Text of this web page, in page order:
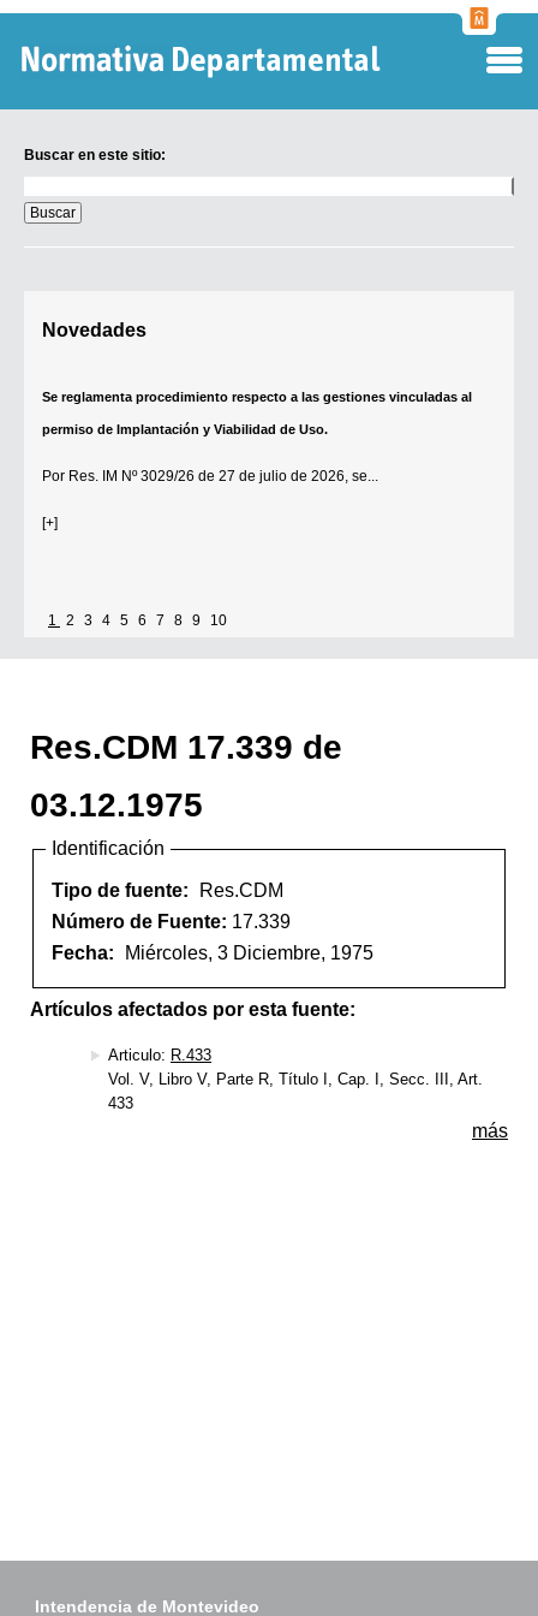
Buscar en este sitio:
en
este
sitio:
Novedades
Se reglamenta procedimiento respecto a las gestiones vinculadas al
permiso de Implantación y Viabilidad de Uso.
Por Res. IM Nº 3029/26 de 27 de julio de 2026, se...
[+]
1 2 3 4 5 6 7 8 9 10
Res.CDM 17.339 de
03.12.1975
Identificación
Tipo de fuente:
Res.CDM
Número de Fuente: 17.339
Fecha:
Miércoles, 3 Diciembre, 1975
Artículos afectados por esta fuente:
Articulo: R.433
Vol. V, Libro V, Parte R, Título I, Cap. I, Secc. III, Art.
433
más
Intendencia de Montevideo